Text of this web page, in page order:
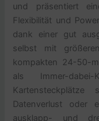
und präsentiert
Flexibilität und
dank einer gut
selbst mit
kompakten 24-50-
als Immer-
Datenverlust oder
ausklapp- und